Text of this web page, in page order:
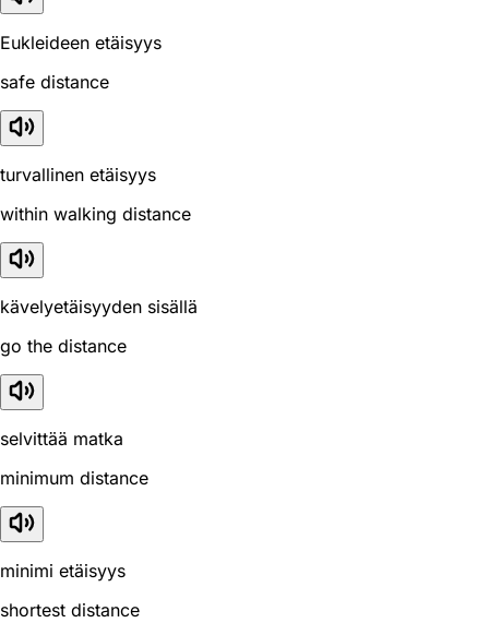
Eukleideen etäisyys
safe distance
turvallinen etäisyys
within walking distance
kävelyetäisyyden sisällä
go the distance
selvittää matka
minimum distance
minimi etäisyys
shortest distance